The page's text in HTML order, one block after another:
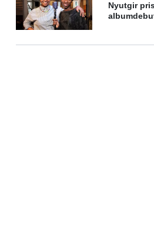
Nyutgir